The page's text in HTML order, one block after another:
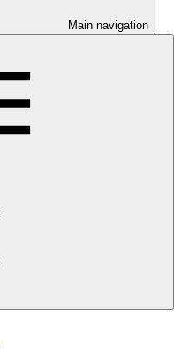
Main navigation